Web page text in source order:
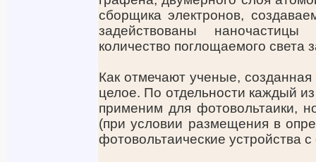
сборщика электронов,
задействованы
количество поглощаемого света
Как отмечают ученые, созданная
целое. По отдельности каждый
применим для фотовольтаики,
(при условии размещения в
фотовольтаические устройства